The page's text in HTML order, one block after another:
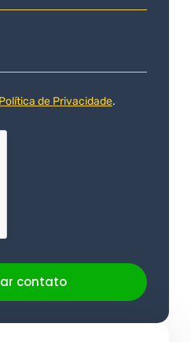
Política de Privacidade.
contato